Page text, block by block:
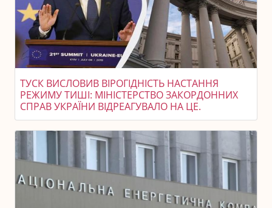
ТУСК ВИСЛОВИВ ВІРОГІДНІСТЬ НАСТАННЯ
РЕЖИМУ ТИШІ: МІНІСТЕРСТВО ЗАКОРДОННИХ
СПРАВ УКРАЇНИ ВІДРЕАГУВАЛО НА ЦЕ.